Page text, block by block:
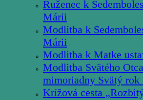
Ruženec k
Márii
Modlitba k
Márii
Modlitba k Matke
Modlitba Svätého
mimoriadny Svätý rok
Krížová cesta